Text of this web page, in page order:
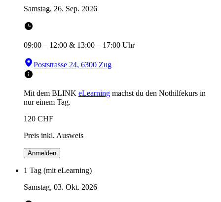
Samstag, 26. Sep. 2026
09:00 – 12:00 & 13:00 – 17:00 Uhr
Poststrasse 24, 6300 Zug
Mit dem BLINK eLearning machst du den Nothilfekurs in
nur einem Tag.
120 CHF
Preis inkl. Ausweis
Anmelden
1 Tag (mit eLearning)
Samstag, 03. Okt. 2026